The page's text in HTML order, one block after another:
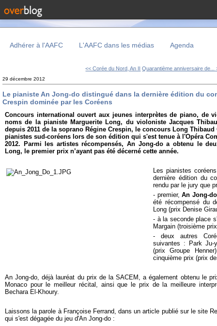
Adhérer à l'AAFC L'AAFC dans les médias Agenda
<< Corée du Nord, An II Quarantième anniversaire de...
29 décembre 2012
Le pianiste An Jong-do distingué dans la dernière édition du
Crespin dominée par les Coréens
Concours international ouvert aux jeunes interprètes de piano, de
noms de la pianiste Marguerite Long, du violoniste Jacques
depuis 2011 de la soprano Régine Crespin, le concours Long
pianistes sud-coréens lors de son édition qui s'est tenue à l'Opéra
2012. Parmi les artistes récompensés, An Jong-do a obtenu le
Long, le premier prix n’ayant pas été décerné cette année.
Les pianistes
dernière édition du
rendu par le jury que
- premier,An Jong-do
été récompensé du
Long (prix Denise
- à la seconde place
Margain (troisième
- deux autres
suivantes : Park Ju-
(prix Groupe
cinquième prix (prix
An Jong-do, déjà lauréat du prix de la SACEM, a également obtenu le
Monaco pour le meilleur récital, ainsi que le prix de la meilleure
Bechara El-Khoury.
Laissons la parole à Françoise Ferrand, dans un article publié sur le site
qui s'est dégagée du jeu d'An Jong-do :